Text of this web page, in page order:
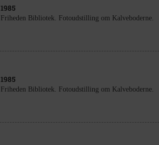
1985
Friheden Bibliotek. Fotoudstilling om Kalveboderne.
1985
Friheden Bibliotek. Fotoudstilling om Kalveboderne.